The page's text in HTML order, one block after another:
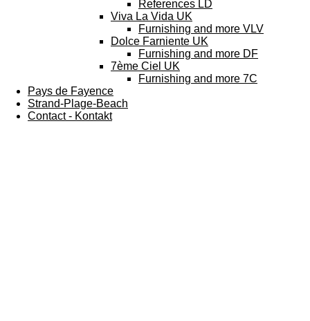
References LD
Viva La Vida UK
Furnishing and more VLV
Dolce Farniente UK
Furnishing and more DF
7ème Ciel UK
Furnishing and more 7C
Pays de Fayence
Strand-Plage-Beach
Contact - Kontakt